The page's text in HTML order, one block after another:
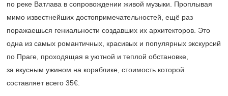
по реке Ватлава в сопровождении живой музыки. Проплывая
мимо известнейших достопримечательностей, ещё раз
поражаешься гениальности создавших их архитекторов. Это
одна из самых романтичных, красивых и популярных экскурсий
по Праге, проходящая в уютной и теплой обстановке,
за вкусным ужином на кораблике, стоимость которой
составляет всего 35€.